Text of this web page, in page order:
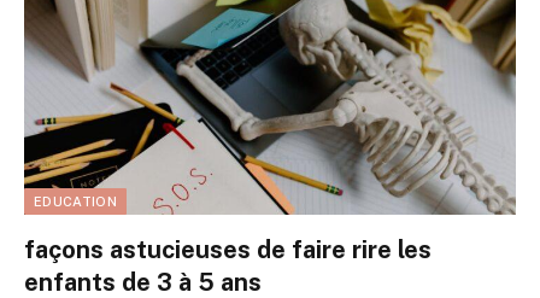
EDUCATION
façons astucieuses de faire rire les
enfants de 3 à 5 ans